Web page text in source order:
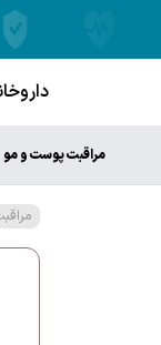
مراقبت پوست و مو